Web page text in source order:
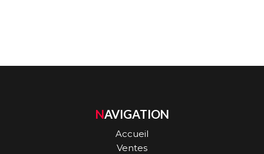
NAVIGATION
Accueil
Ventes